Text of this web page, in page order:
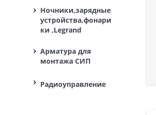
Ночники,зарядные
устройства,фонари
ки ,Legrand
Арматура для
монтажа СИП
Радиоуправление